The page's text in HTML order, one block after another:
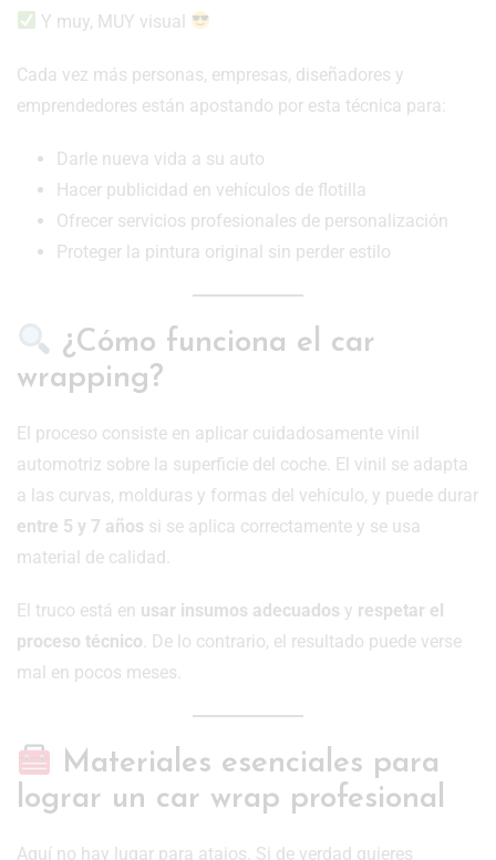
Y muy, MUY visual
Cada vez más personas, empresas, diseñadores y
emprendedores están apostando por esta técnica para:
Darle nueva vida a su auto
Hacer publicidad en vehículos de flotilla
Ofrecer servicios profesionales de personalización
Proteger la pintura original sin perder estilo
¿Cómo funciona el car
wrapping?
El proceso consiste en aplicar cuidadosamente vinil
automotriz sobre la superficie del coche. El vinil se adapta
a las curvas, molduras y formas del vehículo, y puede durar
entre 5 y 7 años si se aplica correctamente y se usa
material de calidad.
El truco está en usar insumos adecuados y respetar el
proceso técnico . De lo contrario, el resultado puede verse
mal en pocos meses.
Materiales esenciales para
lograr un car wrap profesional
Aquí no hay lugar para atajos. Si de verdad quieres